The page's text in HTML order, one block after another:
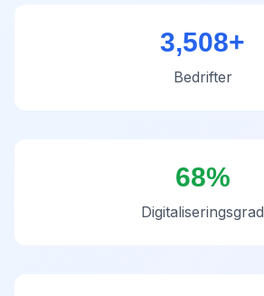
3,508+
Bedrifter
68%
Digitaliseringsgrad